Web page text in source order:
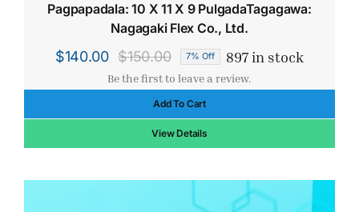
Pagpapadala: 10 X 11 X 9 PulgadaTagagawa:
Nagagaki Flex Co., Ltd.
$150.00
Original
price
was:
$150.00.
$140.00
Current
price
is:
$140.00.
7% Off 897 in stock
Be the first to leave a review.
Add To Cart
View Details